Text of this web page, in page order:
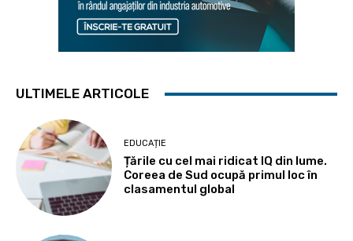
ULTIMELE ARTICOLE
EDUCAȚIE
Țările cu cel mai ridicat IQ din lume.
Coreea de Sud ocupă primul loc în
clasamentul global